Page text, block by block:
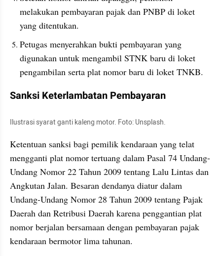
melakukan pembayaran pajak dan PNBP di loket
yang ditentukan.
Petugas menyerahkan bukti pembayaran yang
digunakan untuk mengambil STNK baru di loket
pengambilan serta plat nomor baru di loket TNKB.
Sanksi Keterlambatan Pembayaran
Ilustrasi syarat ganti kaleng motor. Foto: Unsplash.
Ketentuan sanksi bagi pemilik kendaraan yang telat
mengganti plat nomor tertuang dalam Pasal 74 Undang-
Undang Nomor 22 Tahun 2009 tentang Lalu Lintas dan
Angkutan Jalan. Besaran dendanya diatur dalam
Undang-Undang Nomor 28 Tahun 2009 tentang Pajak
Daerah dan Retribusi Daerah karena penggantian plat
nomor berjalan bersamaan dengan pembayaran pajak
kendaraan bermotor lima tahunan.